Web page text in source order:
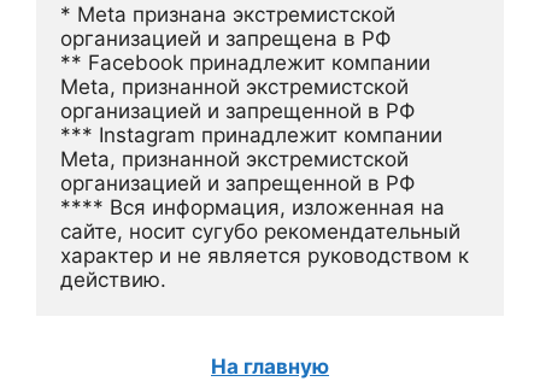
* Meta признана экстремистской
организацией и запрещена в РФ
** Facebook принадлежит компании
Meta, признанной экстремистской
организацией и запрещенной в РФ
*** Instagram принадлежит компании
Meta, признанной экстремистской
организацией и запрещенной в РФ
**** Вся информация, изложенная на
сайте, носит сугубо рекомендательный
характер и не является руководством к
действию.
На главную